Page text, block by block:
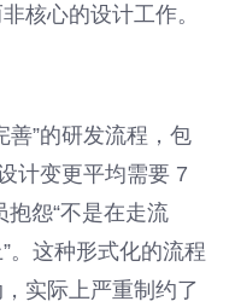
核心的设计工作。
善”的研发流程，包
计变更平均需要 7
怨“不是在走流
。这种形式化的流程
实际上严重制约了